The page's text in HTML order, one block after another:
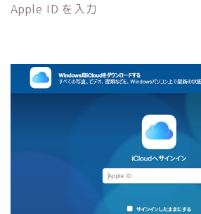
Apple ID を入力